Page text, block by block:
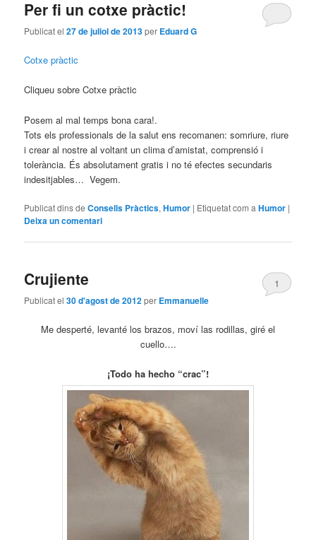
Per fi un cotxe pràctic!
Publicat el27 de juliol de 2013per Eduard G
Cotxe pràctic
Cliqueu sobre Cotxe pràctic
Posem al mal temps bona cara!.
Tots els professionals de la salut ens recomanen: somriure, riure
i crear al nostre al voltant un clima d’amistat, comprensió i
tolerància. És absolutament gratis i no té efectes secundaris
indesitjables… Vegem.
Publicat dins de Consells Pràctics,Humor | Etiquetat com a Humor |
Deixa un comentari
Crujiente
Publicat el30 d'agost de 2012per Emmanuelle
1
Me desperté, levanté los brazos, moví las rodillas, giré el
cuello….
¡Todo ha hecho “crac”!